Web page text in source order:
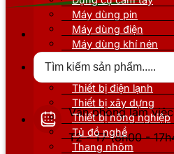
Văn phòng làm
T2 - T7 (8h00 -
Máy dùng pin
Máy dùng điện
Máy dùng khí nén
Thiết bị nâng đỡ
Thiết bị điện lạnh
Thiết bị xây dựng
Thiết bị nông nghiệp
Tủ đồ nghề
Thang nhôm